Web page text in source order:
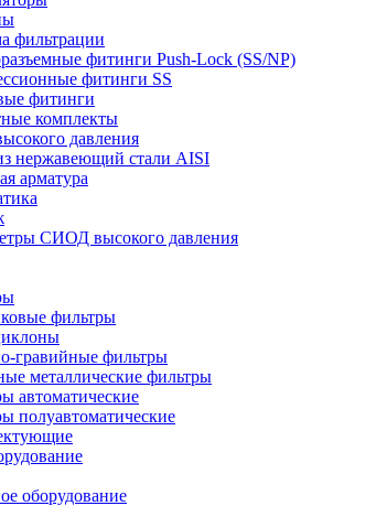
фильтрации
фитинги Push-Lock (SS/NP)
фитинги SS
фитинги
комплекты
давления
нержавеющий стали AISI
арматура
СИОД высокого давления
фильтры
гравийные фильтры
металлические фильтры
автоматические
полуавтоматические
оборудование